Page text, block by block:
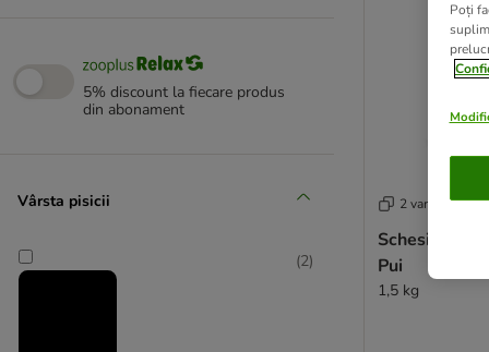
Taste of the Wild
Whiskas
Affinity Advance
Forza 10
5% discount la fiecare produs
din abonament
Vârsta pisicii
(2)
2 variante
Schesir
Pui
1,5 kg
Poți